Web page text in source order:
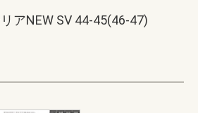
アNEW SV 44-45(46-47)